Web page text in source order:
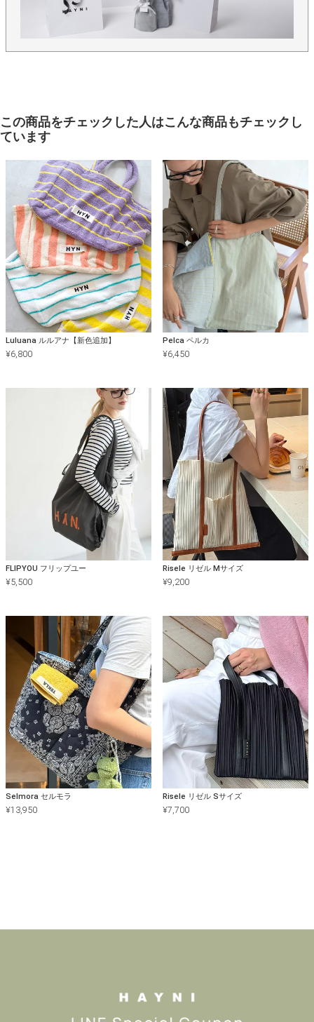
この商品をチェックした人はこんな商品もチェックし
ています
Luluana ルルアナ【新色追加】
¥6,800
Pelca ペルカ
¥6,450
FLIPYOU フリップユー
¥5,500
Risele リゼル Mサイズ
¥9,200
Selmora セルモラ
¥13,950
Risele リゼル Sサイズ
¥7,700